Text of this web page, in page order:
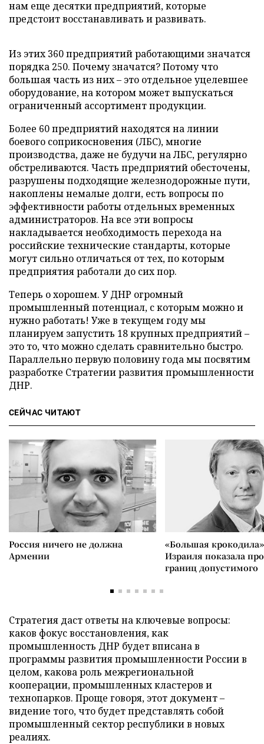
нам еще десятки предприятий, которые
предстоит восстанавливать и развивать.
Из этих 360 предприятий работающими значатся
порядка 250. Почему значатся? Потому что
большая часть из них – это отдельное уцелевшее
оборудование, на котором может выпускаться
ограниченный ассортимент продукции.
Более 60 предприятий находятся на линии
боевого соприкосновения (ЛБС), многие
производства, даже не будучи на ЛБС, регулярно
обстреливаются. Часть предприятий обесточены,
разрушены подходящие железнодорожные пути,
накоплены немалые долги, есть вопросы по
эффективности работы отдельных временных
администраторов. На все эти вопросы
накладывается необходимость перехода на
российские технические стандарты, которые
могут сильно отличаться от тех, по которым
предприятия работали до сих пор.
Теперь о хорошем. У ДНР огромный
промышленный потенциал, с которым можно и
нужно работать! Уже в текущем году мы
планируем запустить 18 крупных предприятий –
это то, что можно сделать сравнительно быстро.
Параллельно первую половину года мы посвятим
разработке Стратегии развития промышленности
ДНР.
СЕЙЧАС ЧИТАЮТ
Россия ничего не должна
Армении
«Большая
Израиля показала
границ допустимого
Стратегия даст ответы на ключевые вопросы:
каков фокус восстановления, как
промышленность ДНР будет вписана в
программы развития промышленности России в
целом, какова роль межрегиональной
кооперации, промышленных кластеров и
технопарков. Проще говоря, этот документ –
видение того, что будет представлять собой
промышленный сектор республики в новых
реалиях.